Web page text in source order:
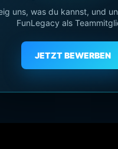
uns, was du kannst, und
FunLegacy als
JETZT BEWERBEN